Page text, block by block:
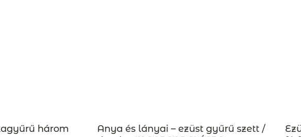
három
Anya és lányai – ezüst gyűrű szett /